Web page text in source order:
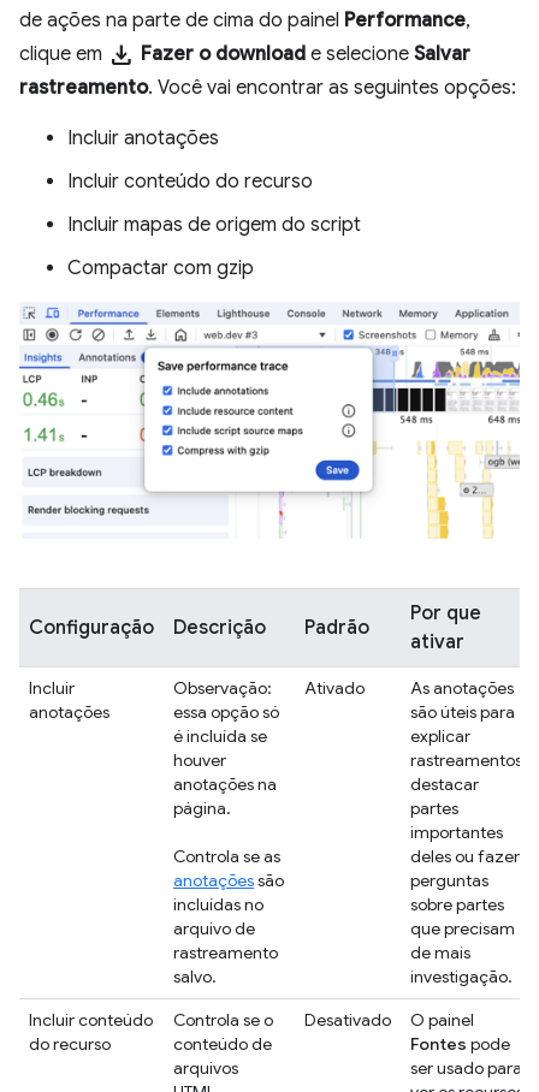
de ações na parte de cima do painel Performance,
clique em download Fazer o download e selecione Salvar
rastreamento. Você vai encontrar as seguintes opções:
Incluir anotações
Incluir conteúdo do recurso
Incluir mapas de origem do script
Compactar com gzip
Configuração Descrição Padrão
Por que
ativar
Incluir
anotações
Observação:
essa opção só
é incluída se
houver
anotações na
página.
Controla se as
anotaçõessão
incluídas no
arquivo de
rastreamento
salvo.
Ativado
As anotações
são úteis para
explicar
rastreamentos,
destacar
partes
importantes
deles ou fazer
perguntas
sobre partes
que precisam
de mais
investigação.
Incluir conteúdo
do recurso
Controla se o
conteúdo de
arquivos
Desativado
O painel
Fontes pode
ser usado para